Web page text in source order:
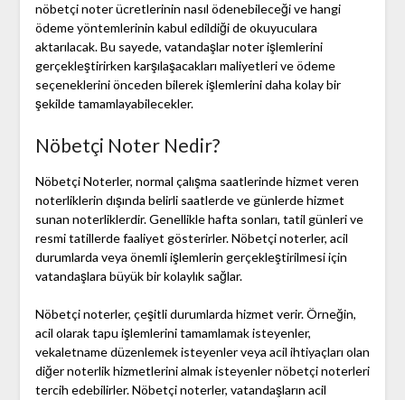
nöbetçi noter ücretlerinin nasıl ödenebileceği ve hangi
ödeme yöntemlerinin kabul edildiği de okuyuculara
aktarılacak. Bu sayede, vatandaşlar noter işlemlerini
gerçekleştirirken karşılaşacakları maliyetleri ve ödeme
seçeneklerini önceden bilerek işlemlerini daha kolay bir
şekilde tamamlayabilecekler.
Nöbetçi Noter Nedir?
Nöbetçi Noterler, normal çalışma saatlerinde hizmet veren
noterliklerin dışında belirli saatlerde ve günlerde hizmet
sunan noterliklerdir. Genellikle hafta sonları, tatil günleri ve
resmi tatillerde faaliyet gösterirler. Nöbetçi noterler, acil
durumlarda veya önemli işlemlerin gerçekleştirilmesi için
vatandaşlara büyük bir kolaylık sağlar.
Nöbetçi noterler, çeşitli durumlarda hizmet verir. Örneğin,
acil olarak tapu işlemlerini tamamlamak isteyenler,
vekaletname düzenlemek isteyenler veya acil ihtiyaçları olan
diğer noterlik hizmetlerini almak isteyenler nöbetçi noterleri
tercih edebilirler. Nöbetçi noterler, vatandaşların acil